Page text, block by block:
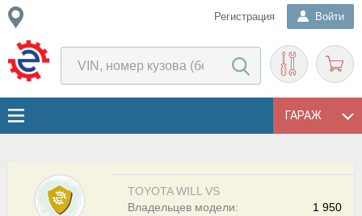
Регистрация Войти
ГАРАЖ
TOYOTA WILL VS
1 950
Владельцев модели: